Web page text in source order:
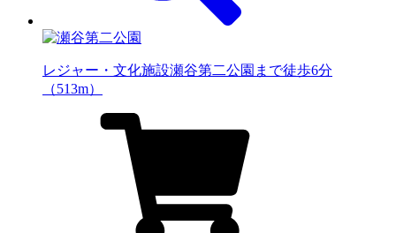
レジャー・文化施設瀬谷第二公園まで徒歩6分
（513m）